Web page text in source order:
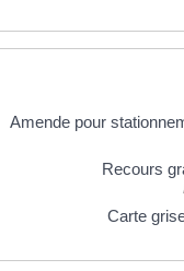
Amende pour
Recours
Carte